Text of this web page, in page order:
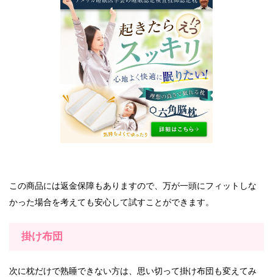
この商品には返金保障もありますので、万が一頭にフィットしな
かった場合を考えても安心して試すことができます。
掛け布団
次に枕だけで熟睡できない方は、思い切って掛け布団も変えてみ